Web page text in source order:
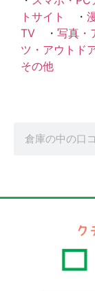
トサイト
・
TV ・ 写真・
ツ・アウトド
その他